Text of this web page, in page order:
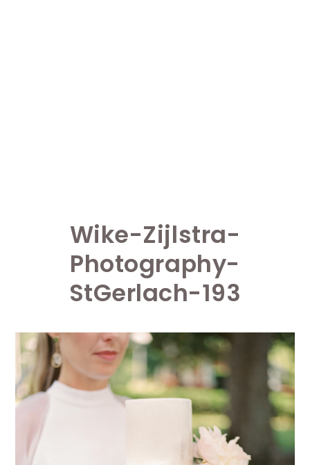
Wike-Zijlstra-
Photography-
StGerlach-193